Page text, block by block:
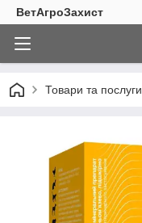
ВетАгроЗахист
Товари та послуги